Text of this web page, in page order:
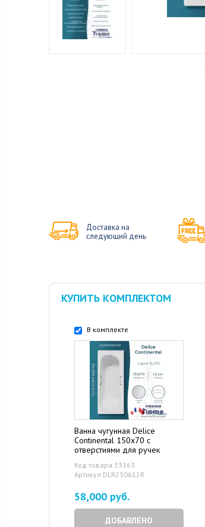
Доставка на
следующий день
КУПИТЬ КОМПЛЕКТОМ
В комплекте
Ванна чугунная Delice
Continental 150x70 с
отверстиями для ручек
Код товара:33363
Артикул:DLR230612R
58,000 руб.
ДОБАВЛЕНО